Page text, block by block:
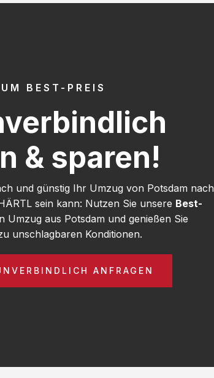
BEST-PREIS
& sparen!
und günstig Ihr Umzug von Potsdam nach
sein kann: Nutzen Sie unsere Best-
Umzug aus Potsdam und genießen Sie
unschlagbaren Konditionen.
ANFRAGEN